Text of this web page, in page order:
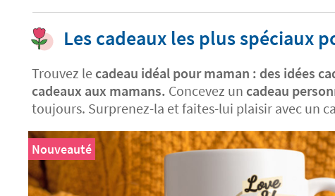
Les cadeaux les plus spéciaux
Trouvez le cadeau idéal pour maman : des idées
cadeaux aux mamans. Concevez un cadeau
toujours. Surprenez-la et faites-lui plaisir avec un
Nouveauté